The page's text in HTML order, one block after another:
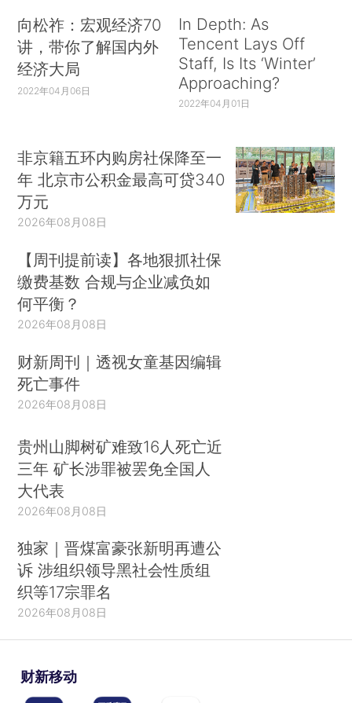
向松祚：宏观经济70
讲，带你了解国内外
经济大局
2022年04月06日
In Depth: As
Tencent Lays Off
Staff, Is Its ‘Winter’
Approaching?
2022年04月01日
非京籍五环内购房社保降至一
年 北京市公积金最高可贷340
万元
2026年08月08日
【周刊提前读】各地狠抓社保
缴费基数 合规与企业减负如
何平衡？
2026年08月08日
财新周刊｜透视女童基因编辑
死亡事件
2026年08月08日
贵州山脚树矿难致16人死亡近
三年 矿长涉罪被罢免全国人
大代表
2026年08月08日
独家｜晋煤富豪张新明再遭公
诉 涉组织领导黑社会性质组
织等17宗罪名
2026年08月08日
财新移动